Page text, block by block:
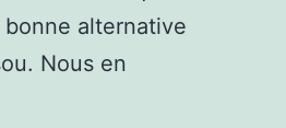
alternative
Nous en